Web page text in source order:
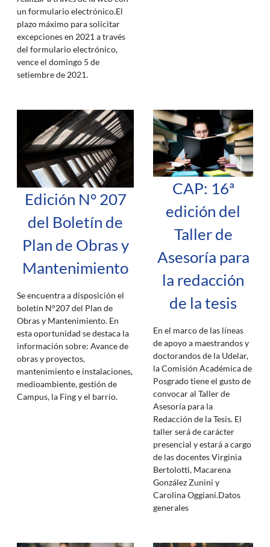
un formulario electrónico.El
plazo máximo para solicitar
excepciones en 2021 a través
del formulario electrónico,
vence el domingo 5 de
setiembre de 2021.
Edición N° 207
del Boletín de
Plan de Obras y
Mantenimiento
Se encuentra a disposición el
boletín N°207 del Plan de
Obras y Mantenimiento. En
esta oportunidad se destaca la
información sobre: Avance de
obras y proyectos,
mantenimiento e instalaciones,
medioambiente, gestión de
Campus, la Fing y el barrio.
CAP: 16ª
edición del
Taller de
Asesoría para
la redacción
de la tesis
En el marco de las líneas
de apoyo a maestrandos y
doctorandos de la Udelar,
la Comisión Académica de
Posgrado tiene el gusto de
convocar al Taller de
Asesoría para la
Redacción de la Tesis. El
taller será de carácter
presencial y estará a cargo
de las docentes Virginia
Bertolotti, Macarena
González Zunini y
Carolina Oggiani.Datos
generales